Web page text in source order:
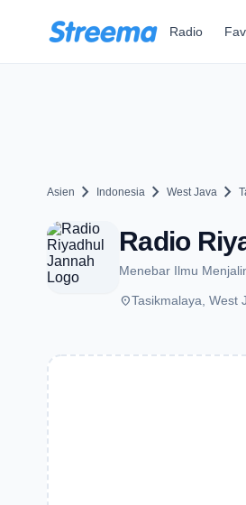
Radio
Asien chevron_right Indonesia chevron_right West Java chevron_right
Radio
Menebar Ilmu
placeTasikmalaya, West